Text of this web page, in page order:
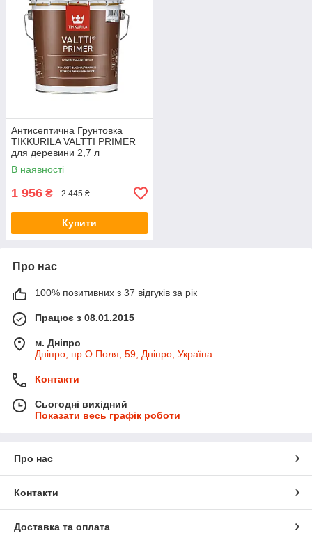
Антисептична Грунтовка
TIKKURILA VALTTI PRIMER
для деревини 2,7 л
В наявності
1 956 ₴ 2 445 ₴
Купити
Про нас
100% позитивних з 37 відгуків за рік
Працює з 08.01.2015
м. Дніпро
Дніпро, пр.О.Поля, 59, Дніпро, Україна
Контакти
Сьогодні вихідний
Показати весь графік роботи
Про нас
Контакти
Доставка та оплата